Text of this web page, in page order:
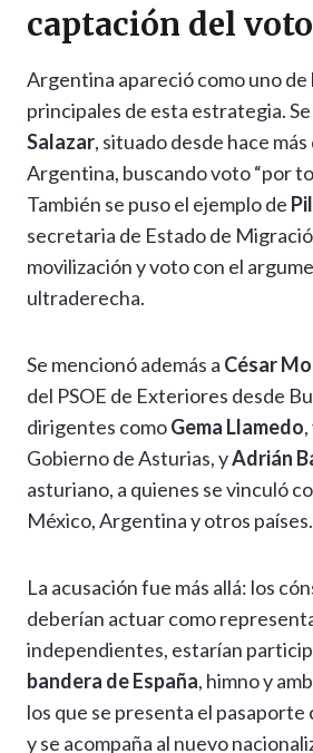
captación del
Argentina apareció como uno de
principales de esta estrategia.
Salazar, situado desde hace más
Argentina, buscando voto “por
También se puso el ejemplo de
secretaria de Estado de
movilización y voto con el
ultraderecha.
Se mencionó además a César
del PSOE de Exteriores desde
dirigentes comoGema Llamedo
Gobierno de Asturias, yAdrián
asturiano, a quienes se vinculó
México, Argentina y otros países.
La acusación fue más allá: los
deberían actuar como
independientes, estarían
bandera de España, himno y
los que se presenta el
y se acompaña al nuevo